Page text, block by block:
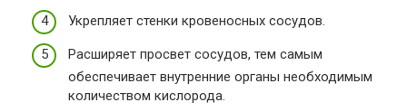
Укрепляет стенки кровеносных сосудов.
Расширяет просвет сосудов, тем самым
обеспечивает внутренние органы необходимым
количеством кислорода.